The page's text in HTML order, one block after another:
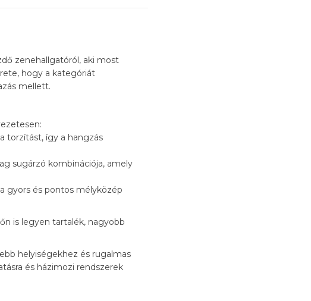
zenehallgatóról, aki most
hogy a kategóriát
mellett.
torzítást, így a hangzás
sugárzó kombinációja, amely
gyors és pontos mélyközép
is legyen tartalék, nagyobb
helyiségekhez és rugalmas
és házimozi rendszerek